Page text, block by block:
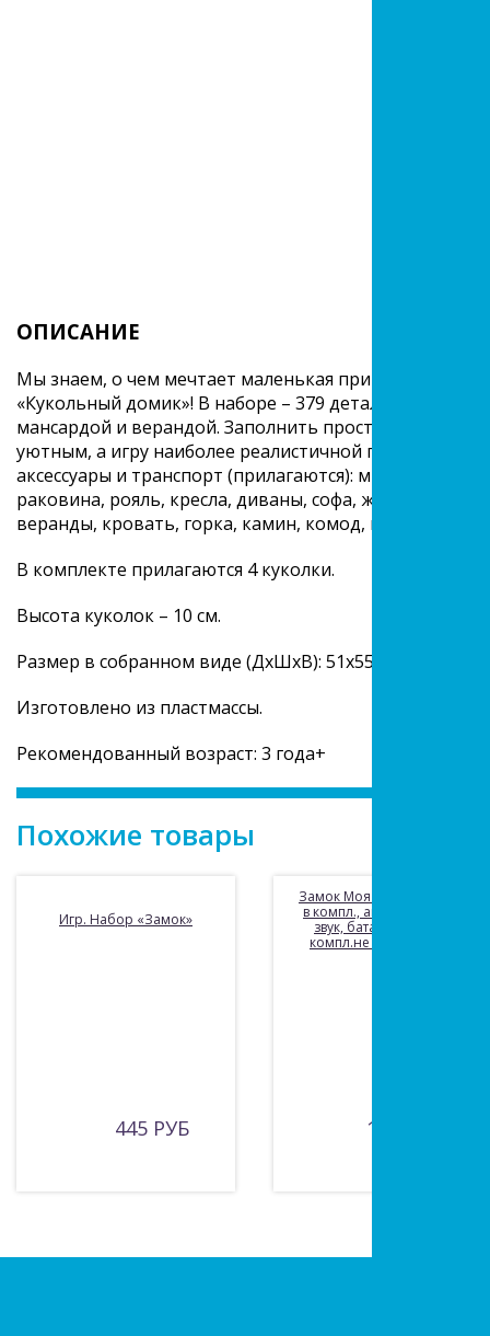
ОПИСАНИЕ
Мы знаем, о чем мечтает маленькая принцесса!
«Кукольный домик»! В наборе – 379 деталей, из
мансардой и верандой. Заполнить пространство
уютным, а игру наиболее реалистичной помогут
аксессуары и транспорт (прилагаются):
раковина, рояль, кресла, диваны, софа, журнальный
веранды, кровать, горка, камин, комод, шкаф, часы,
В комплекте прилагаются 4 куколки.
Высота куколок – 10 см.
Размер в собранном виде (ДxШxВ): 51x55x72 см.
Изготовлено из пластмассы.
Рекомендованный возраст: 3 года+
Похожие товары
Игр. Набор «Замок»
445 РУБ
Замок Моя мечта, 2 куклы
в компл., аксесс. 12, свет,
звук, батар.AA*2шт. в
компл.не вх., в ассорт.,
1705 РУБ